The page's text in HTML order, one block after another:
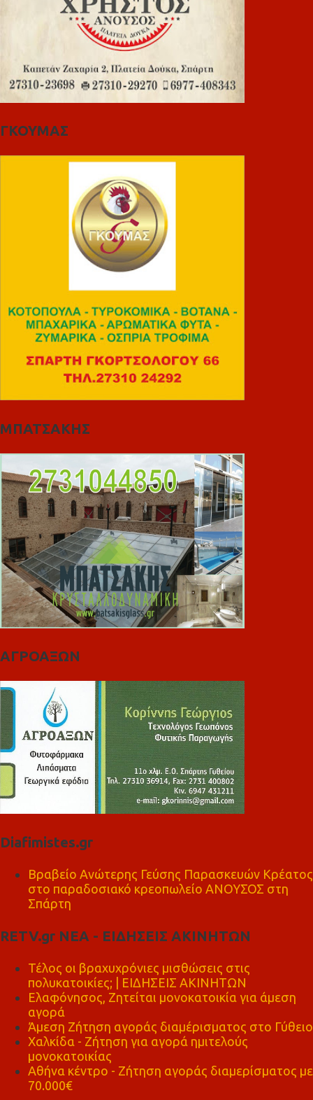
ΓΚΟΥΜΑΣ
ΜΠΑΤΣΑΚΗΣ
ΑΓΡΟΑΞΩΝ
Diafimistes.gr
Βραβείο Ανώτερης Γεύσης Παρασκευών Κρέατος
στο παραδοσιακό κρεοπωλείο ΑΝΟΥΣΟΣ στη
Σπάρτη
RETV.gr ΝΕΑ - ΕΙΔΗΣΕΙΣ ΑΚΙΝΗΤΩΝ
Τέλος οι βραχυχρόνιες μισθώσεις στις
πολυκατοικίες; | ΕΙΔΗΣΕΙΣ ΑΚΙΝΗΤΩΝ
Ελαφόνησος, Ζητείται μονοκατοικία για άμεση
αγορά
Άμεση Ζήτηση αγοράς διαμέρισματος στο Γύθειο
Χαλκίδα - Ζήτηση για αγορά ημιτελούς
μονοκατοικίας
Αθήνα κέντρο - Ζήτηση αγοράς διαμερίσματος με
70.000€